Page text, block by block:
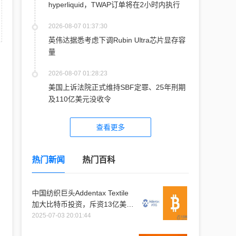
hyperliquid，TWAP订单将在2小时内执行
2026-08-07 01:37:30
英伟达据悉考虑下调Rubin Ultra芯片显存容
量
2026-08-07 01:28:23
美国上诉法院正式维持SBF定罪、25年刑期
及110亿美元没收令
查看更多
热门新闻 热门百科
中国纺织巨头Addentax Textile
加大比特币投资，斥资13亿美元
购入1.2万枚比特币
2025-07-03 20:01:44